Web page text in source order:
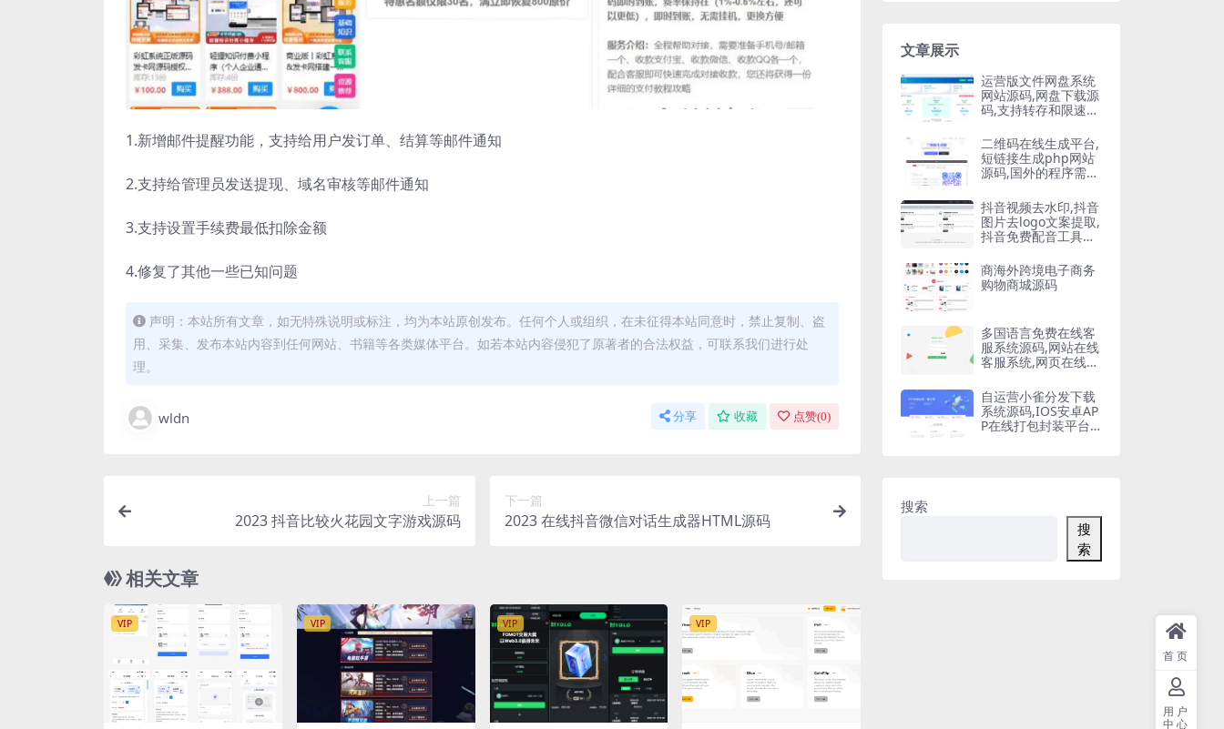
1.新增邮件提醒功能，支持给用户发订单、结算等邮件通知
2.支持给管理员发送提现、域名审核等邮件通知
3.支持设置手续费最低扣除金额
4.修复了其他一些已知问题
声明：本站所有文章，如无特殊说明或标注，均为本站原创发布。任何个人或组织，在未征得本站同意时，禁止复制、盗
用、采集、发布本站内容到任何网站、书籍等各类媒体平台。如若本站内容侵犯了原著者的合法权益，可联系我们进行处
理。
wldn 分享 收藏 点赞(0)
上一篇
2023 抖音比较火花园文字游戏源码
下一篇
2023 在线抖音微信对话生成器HTML源码
相关文章
VIP VIP VIP VIP
文章展示
运营版文件网盘系统
网站源码,网盘下载源
码,支持转存和限速下
二维码在线生成平台,
短链接生成php网站
源码,国外的程序需要
抖音视频去水印,抖音
图片去logo文案提取,
抖音免费配音工具大
商海外跨境电子商务
购物商城源码
多国语言免费在线客
服系统源码,网站在线
客服系统,网页在线客
平台
自运营小雀分发下载
系统源码,IOS安卓AP
P在线打包封装平台,
搜索
搜
索
首页
用户
中心